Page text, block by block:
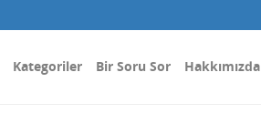
Kategoriler Bir Soru Sor Hakkımızda